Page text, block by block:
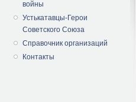
войны
Устькатавцы-Герои
Советского Союза
Справочник организаций
Контакты